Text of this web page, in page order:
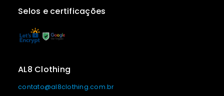
Selos e certificações
AL8 Clothing
contato@al8clothing.com.br